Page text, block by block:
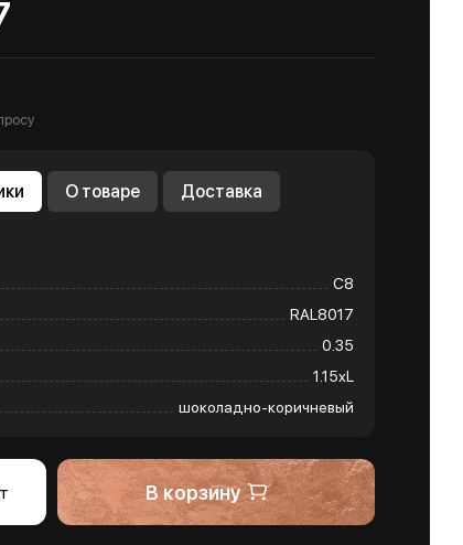
О товаре Доставка
С8
RAL8017
0.35
1.15хL
шоколадно-коричневый
В корзину